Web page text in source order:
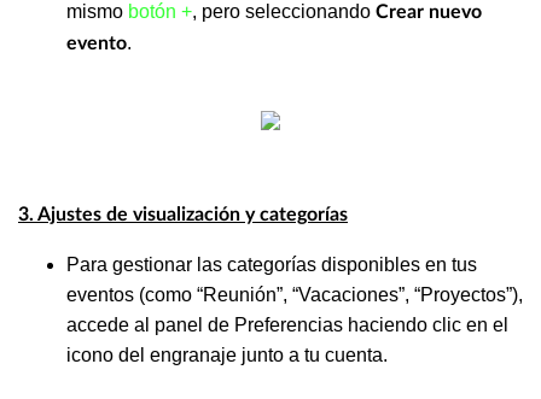
mismo botón +, pero seleccionando Crear nuevo
evento.
3. Ajustes de visualización y categorías
Para gestionar las categorías disponibles en tus
eventos (como “Reunión”, “Vacaciones”, “Proyectos”),
accede al panel de Preferencias haciendo clic en el
icono del engranaje junto a tu cuenta.